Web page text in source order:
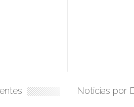
Notícias por